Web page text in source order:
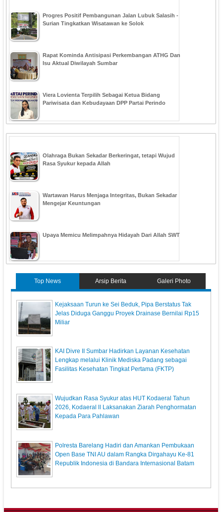
Progres Positif Pembangunan Jalan Lubuk Salasih -
Surian Tingkatkan Wisatawan ke Solok
Rapat Kominda Antisipasi Perkembangan ATHG Dan
Isu Aktual Diwilayah Sumbar
Viera Lovienta Terpilih Sebagai Ketua Bidang
Pariwisata dan Kebudayaan DPP Partai Perindo
Olahraga Bukan Sekadar Berkeringat, tetapi Wujud
Rasa Syukur kepada Allah
Wartawan Harus Menjaga Integritas, Bukan Sekadar
Mengejar Keuntungan
Upaya Memicu Melimpahnya Hidayah Dari Allah SWT
Top News Arsip Berita Galeri Photo
Kejaksaan Turun ke Sei Beduk, Pipa Berstatus Tak
Jelas Diduga Ganggu Proyek Drainase Bernilai Rp15
Miliar
KAI Divre II Sumbar Hadirkan Layanan Kesehatan
Lengkap melalui Klinik Mediska Padang sebagai
Fasilitas Kesehatan Tingkat Pertama (FKTP)
Wujudkan Rasa Syukur atas HUT Kodaeral Tahun
2026, Kodaeral ll Laksanakan Ziarah Penghormatan
Kepada Para Pahlawan
Polresta Barelang Hadiri dan Amankan Pembukaan
Open Base TNI AU dalam Rangka Dirgahayu Ke-81
Republik Indonesia di Bandara Internasional Batam